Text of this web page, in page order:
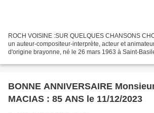
ROCH VOISINE :SUR QUELQUES CHANSONS
un auteur-compositeur-interprète, acteur et
d'origine brayonne, né le 26 mars 1963 à Saint-
BONNE ANNIVERSAIRE
MACIAS : 85 ANS le 11/12/2023